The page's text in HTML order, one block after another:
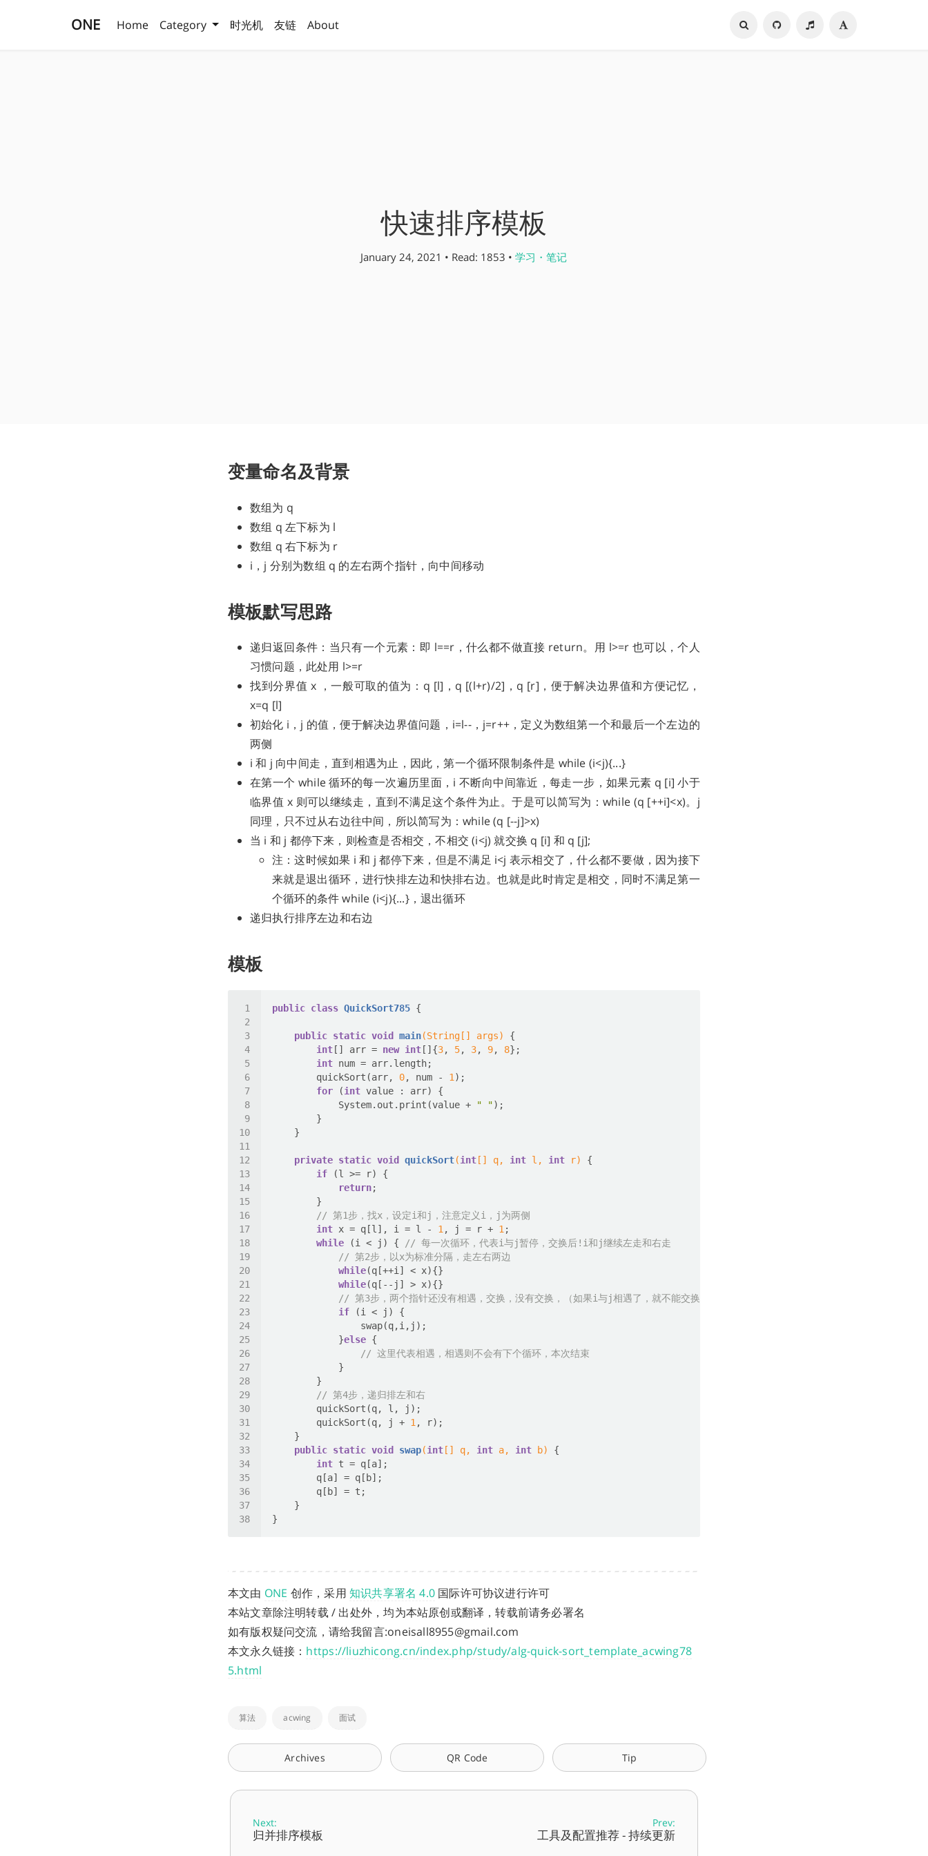
ONE Home Category 时光机 友链 About
快速排序模板
January 24, 2021 • Read: 1853 • 学习・笔记
变量命名及背景
数组为 q
数组 q 左下标为 l
数组 q 右下标为 r
i，j 分别为数组 q 的左右两个指针，向中间移动
模板默写思路
递归返回条件：当只有一个元素：即 l==r，什么都不做直接 return。用 l>=r 也可以，个人
习惯问题，此处用 l>=r
找到分界值 x ，一般可取的值为：q [l]，q [(l+r)/2]，q [r]，便于解决边界值和方便记忆，
x=q [l]
初始化 i，j 的值，便于解决边界值问题，i=l--，j=r++，定义为数组第一个和最后一个左边的
两侧
i 和 j 向中间走，直到相遇为止，因此，第一个循环限制条件是 while (i<j){...}
在第一个 while 循环的每一次遍历里面，i 不断向中间靠近，每走一步，如果元素 q [i] 小于
临界值 x 则可以继续走，直到不满足这个条件为止。于是可以简写为：while (q [++i]<x)。j
同理，只不过从右边往中间，所以简写为：while (q [--j]>x)
当 i 和 j 都停下来，则检查是否相交，不相交 (i<j) 就交换 q [i] 和 q [j];
注：这时候如果 i 和 j 都停下来，但是不满足 i<j 表示相交了，什么都不要做，因为接下
来就是退出循环，进行快排左边和快排右边。也就是此时肯定是相交，同时不满足第一
个循环的条件 while (i<j){...}，退出循环
递归执行排序左边和右边
模板
public class QuickSort785
public static void main(String[] args)
int [] arr = new int []{3, 5, 3, 9, 8
int
        quickSort(arr,
0, num - 1
for (int
            System.out.print(value +
" "
private static void quickSort(int [] q, int l, int r)
if
return
// 第1步，找x，设定i和j，注意定义i，j为两侧
int x = q[l], i = l - 1 , j = r + 1
while (i < j) {
// 每一次循环，代表i与j暂停，交换后!i和j继续左走和右走
// 第2步，以x为标准分隔，走左右两边
while
while
// 第3步，两个指针还没有相遇，交换，没有交换，（如果i与j相遇了，就不能交换了，交换就出问题!）
if
            }
else
// 这里代表相遇，相遇则不会有下个循环，本次结束
// 第4步，递归排左和右
        quickSort(q, j +
1
public static void swap(int [] q, int a, int b)
int
本文由 ONE 创作，采用 知识共享署名 4.0 国际许可协议进行许可
本站文章除注明转载 / 出处外，均为本站原创或翻译，转载前请务必署名
如有版权疑问交流，请给我留言:oneisall8955@gmail.com
本文永久链接： https://liuzhicong.cn/index.php/study/alg-quick-sort_template_acwing78
5.html
算法 acwing 面试
Archives QR Code Tip
Next:
归并排序模板
Prev:
工具及配置推荐 - 持续更新